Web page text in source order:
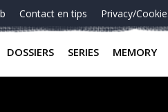
Contact en tips Privacy/
DOSSIERS SERIES MEMORY